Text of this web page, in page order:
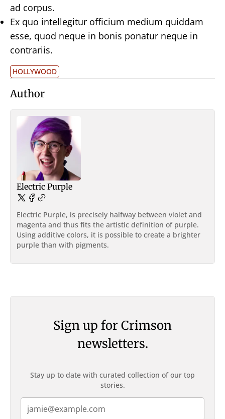
ad corpus.
Ex quo intellegitur officium medium quiddam
esse, quod neque in bonis ponatur neque in
contrariis.
HOLLYWOOD
Author
Electric Purple
Electric Purple, is precisely halfway between violet and
magenta and thus fits the artistic definition of purple.
Using additive colors, it is possible to create a brighter
purple than with pigments.
Sign up for Crimson
newsletters.
Stay up to date with curated collection of our top
stories.